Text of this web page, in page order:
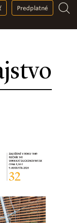
Predplatné